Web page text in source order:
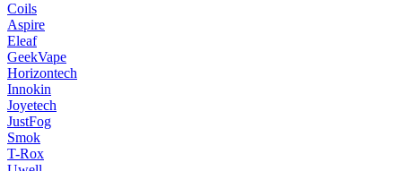
Coils
Aspire
Eleaf
GeekVape
Horizontech
Innokin
Joyetech
JustFog
Smok
T-Rox